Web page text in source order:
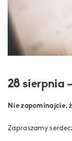
28 sierpnia
Nie zapominajcie,
Zapraszamy